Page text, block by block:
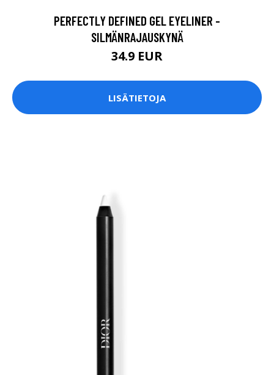
PERFECTLY DEFINED GEL EYELINER -
SILMÄNRAJAUSKYNÄ
34.9 EUR
LISÄTIETOJA